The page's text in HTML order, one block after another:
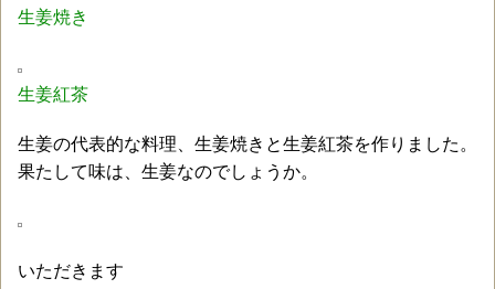
生姜焼き
生姜紅茶
生姜の代表的な料理、生姜焼きと生姜紅茶を作りました。
果たして味は、生姜なのでしょうか。
いただきます